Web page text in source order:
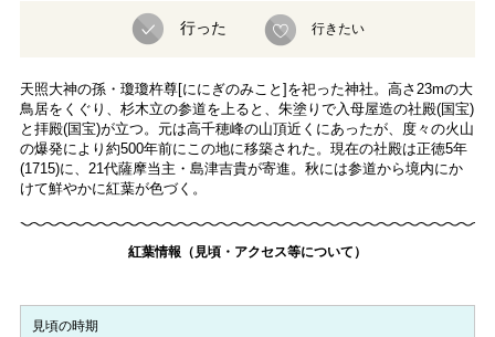
行った 行きたい
天照大神の孫・瓊瓊杵尊[ににぎのみこと]を祀った神社。高さ23mの大
鳥居をくぐり、杉木立の参道を上ると、朱塗りで入母屋造の社殿(国宝)
と拝殿(国宝)が立つ。元は高千穂峰の山頂近くにあったが、度々の火山
の爆発により約500年前にこの地に移築された。現在の社殿は正徳5年
(1715)に、21代薩摩当主・島津吉貴が寄進。秋には参道から境内にか
けて鮮やかに紅葉が色づく。
紅葉情報（見頃・アクセス等について）
見頃の時期